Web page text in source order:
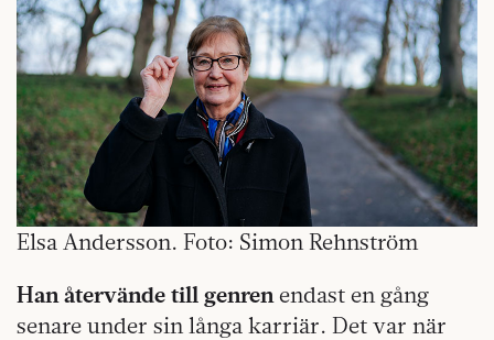
Elsa Andersson. Foto: Simon Rehnström
Han återvände till genren endast en gång
senare under sin långa karriär. Det var när